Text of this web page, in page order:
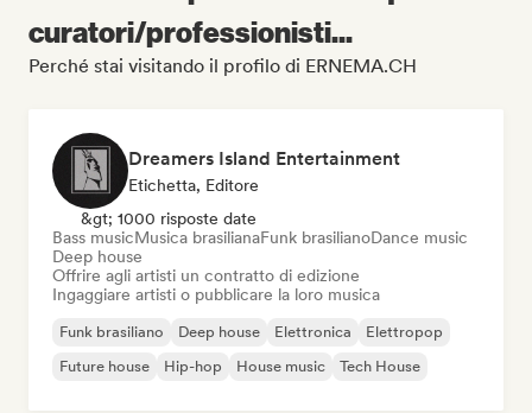
curatori/professionisti...
Perché stai visitando il profilo di ERNEMA.CH
Dreamers Island Entertainment
Etichetta, Editore
&gt; 1000 risposte date
Bass musicMusica brasilianaFunk brasilianoDance music
Deep house
Offrire agli artisti un contratto di edizione
Ingaggiare artisti o pubblicare la loro musica
Funk brasiliano Deep house Elettronica
Elettropop
Future house
Hip-hop House music Tech House